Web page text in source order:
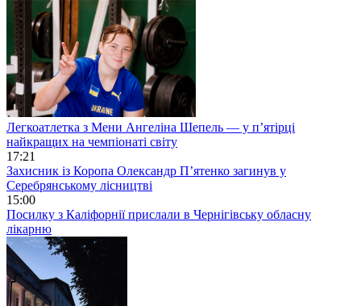
Легкоатлетка з Мени Ангеліна Шепель — у п’ятірці
найкращих на чемпіонаті світу
17:21
Захисник із Коропа Олександр П’ятенко загинув у
Серебрянському лісництві
15:00
Посилку з Каліфорнії прислали в Чернігівську обласну
лікарню